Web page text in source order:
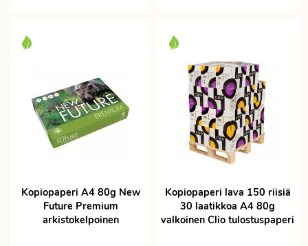
Kopiopaperi A4 80g New
Future Premium
arkistokelpoinen
Kopiopaperi lava 150 riisiä
30 laatikkoa A4 80g
valkoinen Clio tulostuspaperi